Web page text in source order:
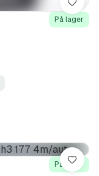
På lager
Lagre
På lager
Lagre